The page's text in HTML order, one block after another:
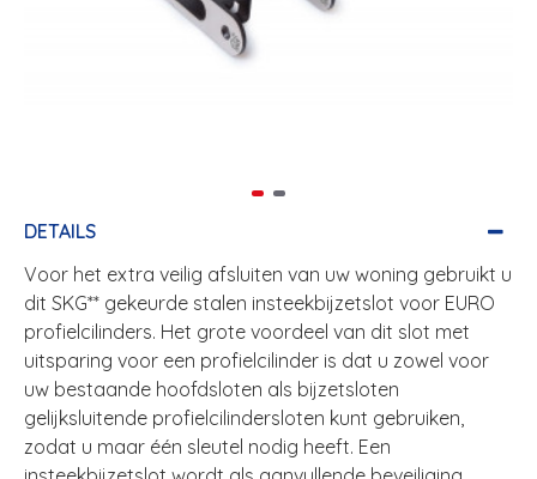
DETAILS
Voor het extra veilig afsluiten van uw woning gebruikt u
dit SKG** gekeurde stalen insteekbijzetslot voor EURO
profielcilinders. Het grote voordeel van dit slot met
uitsparing voor een profielcilinder is dat u zowel voor
uw bestaande hoofdsloten als bijzetsloten
gelijksluitende profielcilindersloten kunt gebruiken,
zodat u maar één sleutel nodig heeft. Een